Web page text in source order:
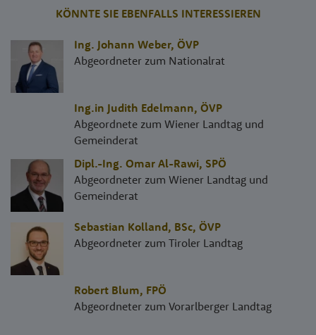
KÖNNTE SIE EBENFALLS INTERESSIEREN
Ing. Johann Weber, ÖVP
Abgeordneter zum Nationalrat
Ing.in Judith Edelmann, ÖVP
Abgeordnete zum Wiener Landtag und
Gemeinderat
Dipl.-Ing. Omar Al-Rawi, SPÖ
Abgeordneter zum Wiener Landtag und
Gemeinderat
Sebastian Kolland, BSc, ÖVP
Abgeordneter zum Tiroler Landtag
Robert Blum, FPÖ
Abgeordneter zum Vorarlberger Landtag